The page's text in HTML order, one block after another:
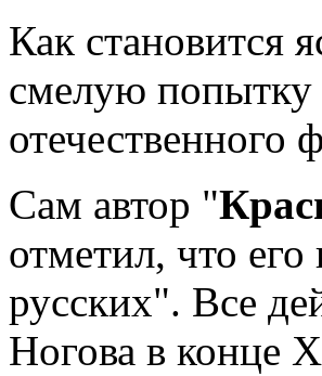
Как становится
смелую попытку
отечественного
Сам автор "
отметил, что
русских". Все
Ногова в конце